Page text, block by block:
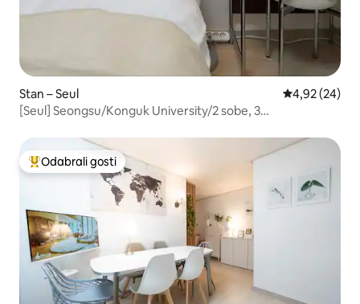
Stan – Seul Prosječna
4,92 (24)
[Seul] Seongsu/Konguk University/2 sobe, 3
za odlaganje prtljage
Među najviše rangiranima s oznakom „Odabrali gosti”
Odabrali gosti